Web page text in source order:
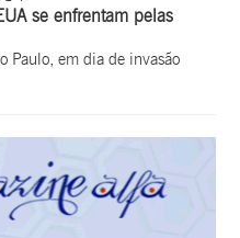
se enfrentam pelas
Paulo, em dia de invasão